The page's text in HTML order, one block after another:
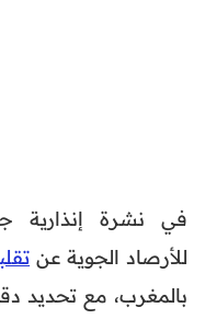
في نشرة إنذارية
للأرصاد الجوية عن
بالمغرب، مع تحديد